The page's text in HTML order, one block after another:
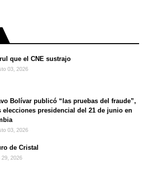
que el CNE sustrajo
03, 2026
Bolívar publicó “las pruebas del fraude”,
elecciones presidencial del 21 de junio en
03, 2026
de Cristal
29, 2026